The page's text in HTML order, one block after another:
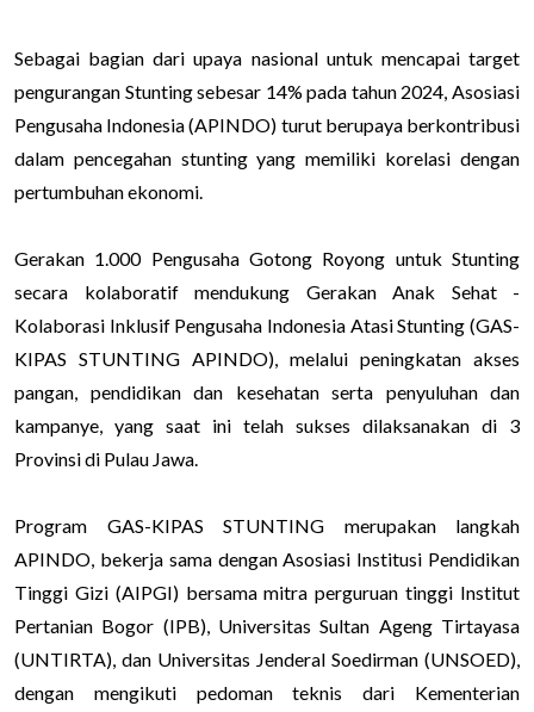
Sebagai bagian dari upaya nasional untuk mencapai target
pengurangan Stunting sebesar 14% pada tahun 2024, Asosiasi
Pengusaha Indonesia (APINDO) turut berupaya berkontribusi
dalam pencegahan stunting yang memiliki korelasi dengan
pertumbuhan ekonomi.
Gerakan 1.000 Pengusaha Gotong Royong untuk Stunting
secara kolaboratif mendukung Gerakan Anak Sehat -
Kolaborasi Inklusif Pengusaha Indonesia Atasi Stunting (GAS-
KIPAS STUNTING APINDO), melalui peningkatan akses
pangan, pendidikan dan kesehatan serta penyuluhan dan
kampanye, yang saat ini telah sukses dilaksanakan di 3
Provinsi di Pulau Jawa.
Program GAS-KIPAS STUNTING merupakan langkah
APINDO, bekerja sama dengan Asosiasi Institusi Pendidikan
Tinggi Gizi (AIPGI) bersama mitra perguruan tinggi Institut
Pertanian Bogor (IPB), Universitas Sultan Ageng Tirtayasa
(UNTIRTA), dan Universitas Jenderal Soedirman (UNSOED),
dengan mengikuti pedoman teknis dari Kementerian